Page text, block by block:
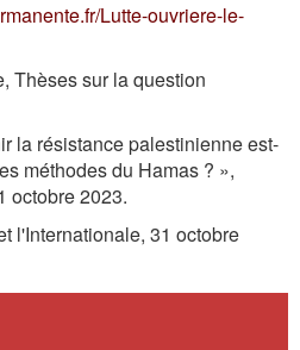
Lutte-ouvriere-le-
Thèses sur la question
la résistance palestinienne est-
méthodes du Hamas ? »,
octobre 2023.
l'Internationale, 31 octobre